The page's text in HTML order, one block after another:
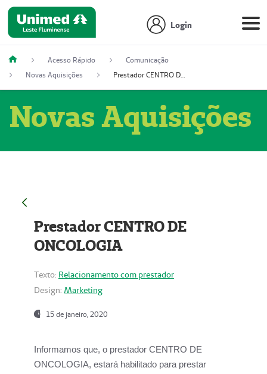
Login
Acesso Rápido
Comunicação
Novas Aquisições
Prestador CENTRO DE ONCOLOGIA
Novas Aquisições
Prestador CENTRO DE
ONCOLOGIA
Texto: Relacionamento com prestador
Design: Marketing
15 de janeiro, 2020
Informamos que, o prestador CENTRO DE
ONCOLOGIA, estará habilitado para prestar